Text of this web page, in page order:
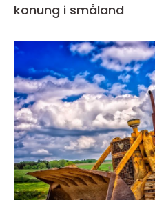
konung i småland